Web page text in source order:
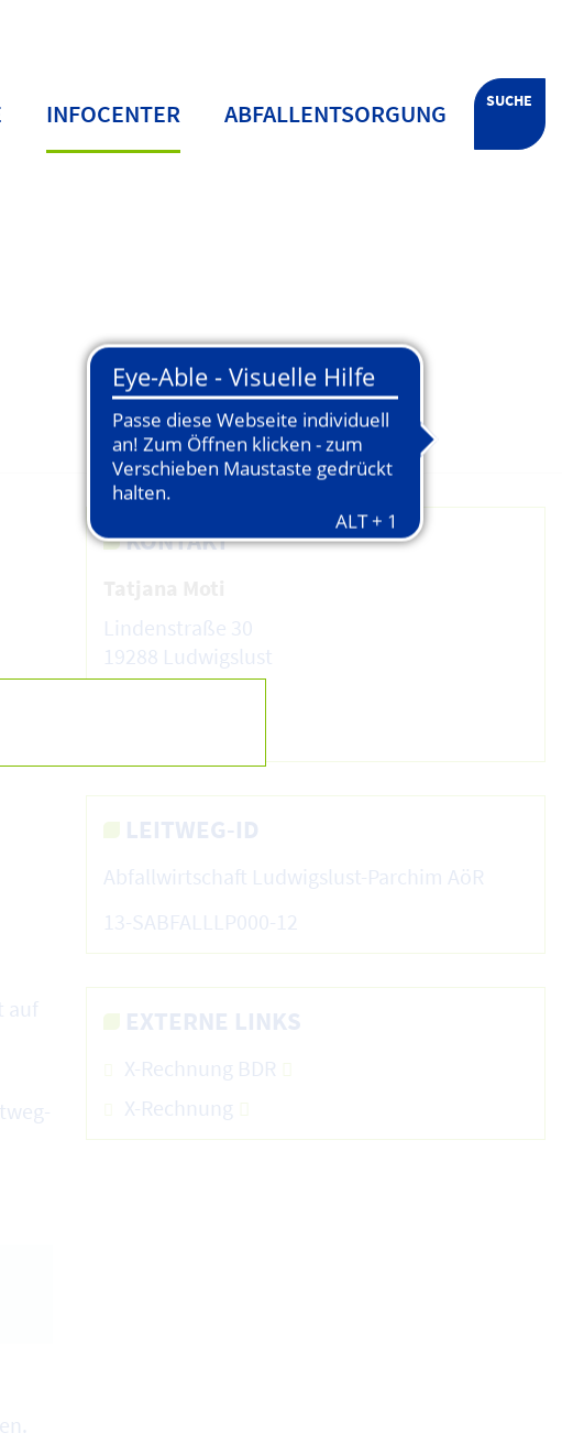
SUCHE
INFOCENTER ABFALLENTSORGUNG
auf
KONTAKT
Lindenstraße 30
19288 Ludwigslust
LEITWEG-ID
Abfallwirtschaft Ludwigslust-Parchim AöR
13-SABFALLLP000-12
EXTERNE LINKS
X-Rechnung BDR
X-Rechnung